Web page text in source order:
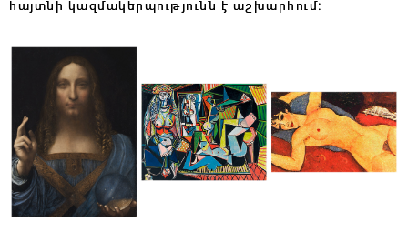
հայտնի կազմակերպությունն է աշխարհում։